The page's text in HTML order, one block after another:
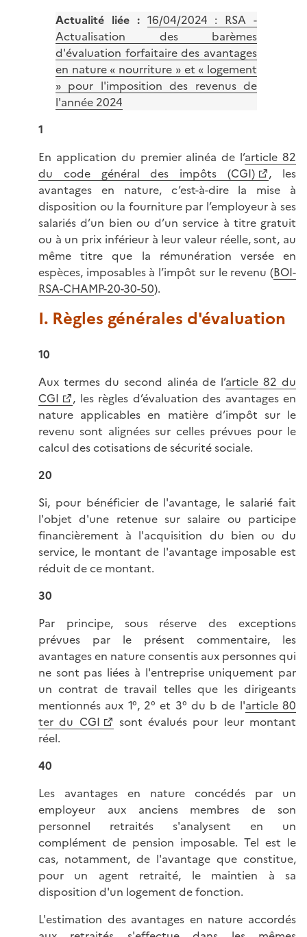
Actualité liée : 16/04/2024 : RSA -
Actualisation des barèmes
d'évaluation forfaitaire des avantages
en nature « nourriture » et « logement
» pour l'imposition des revenus de
l'année 2024
1
En application du premier alinéa de l’article 82
du code général des impôts (CGI)
, les
avantages en nature, c’est-à-dire la mise à
disposition ou la fourniture par l’employeur à ses
salariés d’un bien ou d’un service à titre gratuit
ou à un prix inférieur à leur valeur réelle, sont, au
même titre que la rémunération versée en
espèces, imposables à l’impôt sur le revenu (BOI-
RSA-CHAMP-20-30-50).
I. Règles générales d'évaluation
10
Aux termes du second alinéa de l’article 82 du
CGI
, les règles d’évaluation des avantages en
nature applicables en matière d’impôt sur le
revenu sont alignées sur celles prévues pour le
calcul des cotisations de sécurité sociale.
20
Si, pour bénéficier de l'avantage, le salarié fait
l'objet d'une retenue sur salaire ou participe
financièrement à l'acquisition du bien ou du
service, le montant de l'avantage imposable est
réduit de ce montant.
30
Par principe, sous réserve des exceptions
prévues par le présent commentaire, les
avantages en nature consentis aux personnes qui
ne sont pas liées à l'entreprise uniquement par
un contrat de travail telles que les dirigeants
mentionnés aux 1°, 2° et 3° du b de l'article 80
ter du CGI
sont évalués pour leur montant
réel.
40
Les avantages en nature concédés par un
employeur aux anciens membres de son
personnel retraités s'analysent en un
complément de pension imposable. Tel est le
cas, notamment, de l'avantage que constitue,
pour un agent retraité, le maintien à sa
disposition d'un logement de fonction.
L'estimation des avantages en nature accordés